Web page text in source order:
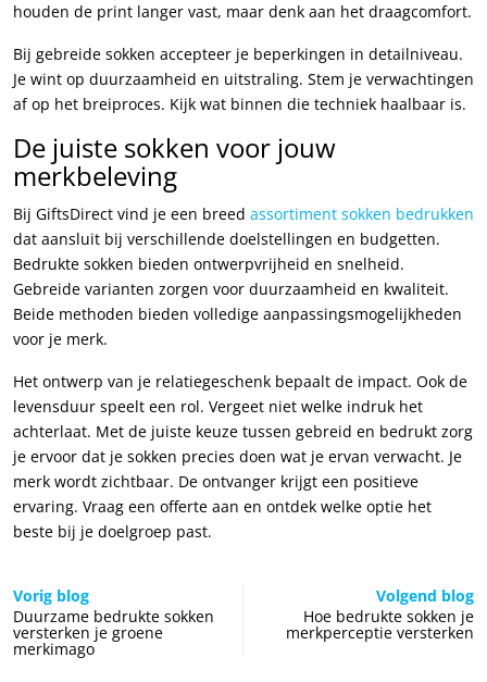
houden de print langer vast, maar denk aan het draagcomfort.
Bij gebreide sokken accepteer je beperkingen in detailniveau.
Je wint op duurzaamheid en uitstraling. Stem je verwachtingen
af op het breiproces. Kijk wat binnen die techniek haalbaar is.
De juiste sokken voor jouw
merkbeleving
Bij GiftsDirect vind je een breed assortiment sokken bedrukken
dat aansluit bij verschillende doelstellingen en budgetten.
Bedrukte sokken bieden ontwerpvrijheid en snelheid.
Gebreide varianten zorgen voor duurzaamheid en kwaliteit.
Beide methoden bieden volledige aanpassingsmogelijkheden
voor je merk.
Het ontwerp van je relatiegeschenk bepaalt de impact. Ook de
levensduur speelt een rol. Vergeet niet welke indruk het
achterlaat. Met de juiste keuze tussen gebreid en bedrukt zorg
je ervoor dat je sokken precies doen wat je ervan verwacht. Je
merk wordt zichtbaar. De ontvanger krijgt een positieve
ervaring. Vraag een offerte aan en ontdek welke optie het
beste bij je doelgroep past.
Vorig blog
Duurzame bedrukte sokken
versterken je groene
merkimago
Volgend blog
Hoe bedrukte sokken je
merkperceptie versterken